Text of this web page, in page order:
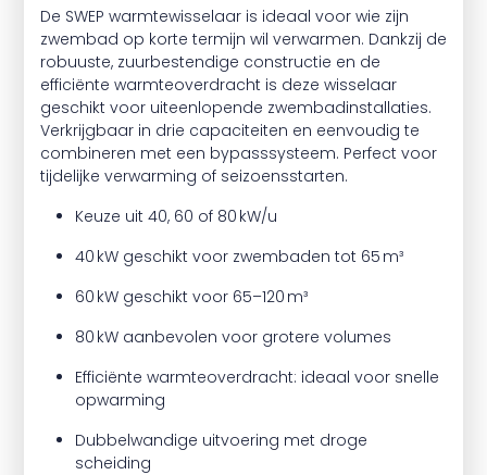
De SWEP warmtewisselaar is ideaal voor wie zijn
zwembad op korte termijn wil verwarmen. Dankzij de
robuuste, zuurbestendige constructie en de
efficiënte warmteoverdracht is deze wisselaar
geschikt voor uiteenlopende zwembadinstallaties.
Verkrijgbaar in drie capaciteiten en eenvoudig te
combineren met een bypasssysteem. Perfect voor
tijdelijke verwarming of seizoensstarten.
Keuze uit 40, 60 of 80 kW/u
40 kW geschikt voor zwembaden tot 65 m³
60 kW geschikt voor 65–120 m³
80 kW aanbevolen voor grotere volumes
Efficiënte warmteoverdracht: ideaal voor snelle
opwarming
Dubbelwandige uitvoering met droge
scheiding